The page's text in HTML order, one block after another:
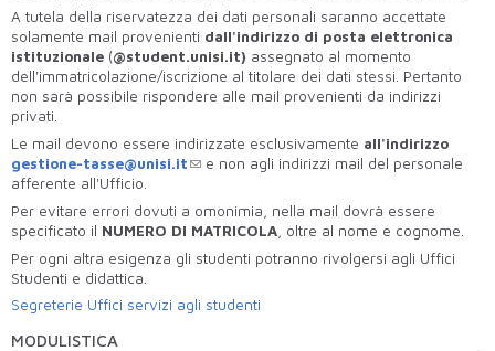
A tutela della riservatezza dei dati personali saranno accettate
solamente mail provenienti dall'indirizzo di posta elettronica
istituzionale (@student.unisi.it) assegnato al momento
dell'immatricolazione/iscrizione al titolare dei dati stessi. Pertanto
non sarà possibile rispondere alle mail provenienti da indirizzi
privati.
Le mail devono essere indirizzate esclusivamente all'indirizzo
gestione-tasse@unisi.it
e non agli indirizzi mail del personale
afferente all'Ufficio.
Per evitare errori dovuti a omonimia, nella mail dovrà essere
specificato il NUMERO DI MATRICOLA , oltre al nome e cognome.
Per ogni altra esigenza gli studenti potranno rivolgersi agli Uffici
Studenti e didattica.
Segreterie Uffici servizi agli studenti
MODULISTICA